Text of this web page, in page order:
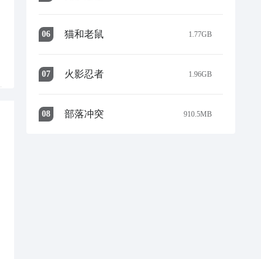
06 猫和老鼠 1.77GB
07 火影忍者 1.96GB
08 部落冲突 910.5MB